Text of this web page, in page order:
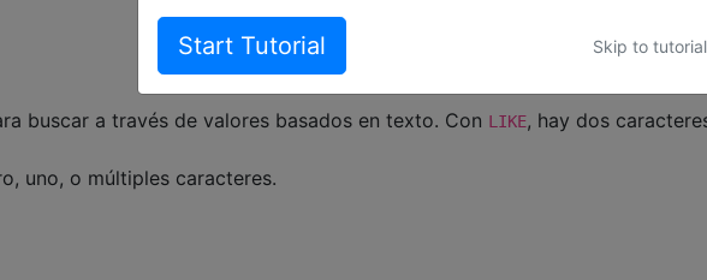
buscar a través de valores basados en texto. Con LIKE, hay dos
uno, o múltiples caracteres.
Start Tutorial Skip to tutorial